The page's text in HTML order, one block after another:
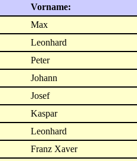
Vorname:
Max
Leonhard
Peter
Johann
Josef
Kaspar
Leonhard
Franz Xaver